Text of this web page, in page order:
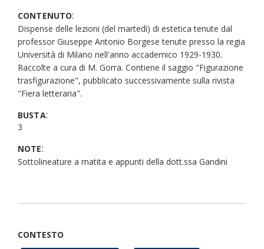
CONTENUTO:
Dispense delle lezioni (del martedì) di estetica tenute dal
professor Giuseppe Antonio Borgese tenute presso la regia
Università di Milano nell'anno accademico 1929-1930.
Raccolte a cura di M. Gorra. Contiene il saggio "Figurazione
trasfigurazione", pubblicato successivamente sulla rivista
"Fiera letteraria".
BUSTA:
3
NOTE:
Sottolineature a matita e appunti della dott.ssa Gandini
CONTESTO